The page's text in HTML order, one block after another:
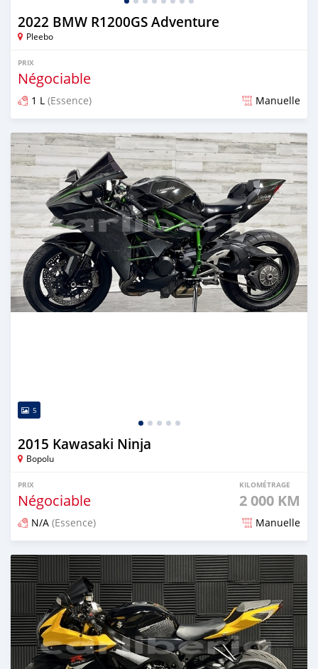
2022 BMW R1200GS Adventure
Pleebo
PRIX
Négociable
1 L (Essence) Manuelle
Publié il y a plus de 3 ans
5
2015 Kawasaki Ninja
Bopolu
PRIX
Négociable
KILOMÉTRAGE
2 000 KM
N/A (Essence) Manuelle
Publié il y a environ 4 ans